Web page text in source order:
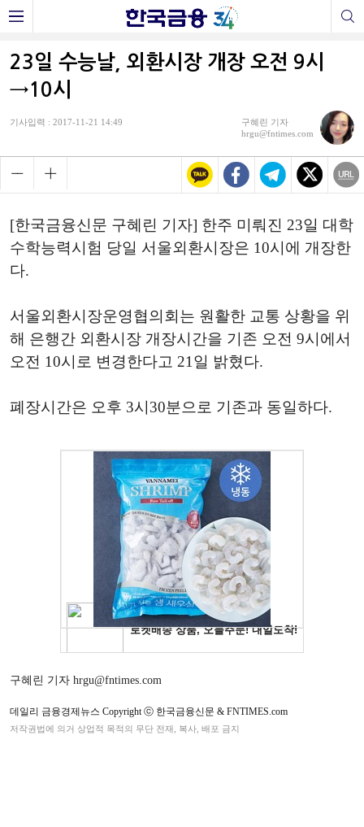
23일 수능날, 외환시장 개장 오전 9시
→10시
기사입력 : 2017-11-21 14:49
구혜린 기자
hrgu@fntimes.com
[한국금융신문 구혜린 기자] 한주 미뤄진 23일 대학
수학능력시험 당일 서울외환시장은 10시에 개장한
다.
서울외환시장운영협의회는 원활한 교통 상황을 위
해 은행간 외환시장 개장시간을 기존 오전 9시에서
오전 10시로 변경한다고 21일 밝혔다.
폐장시간은 오후 3시30분으로 기존과 동일하다.
구혜린 기자 hrgu@fntimes.com
데일리 금융경제뉴스 Copyright ⓒ 한국금융신문 & FNTIMES.com
저작권법에 의거 상업적 목적의 무단 전재, 복사, 배포 금지